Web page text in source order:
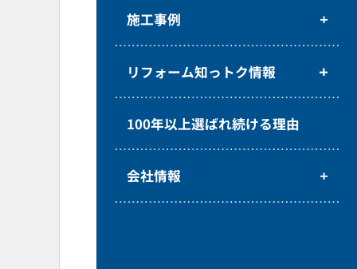
施工事例
リフォーム知っトク情報
100年以上選ばれ続ける理由
会社情報